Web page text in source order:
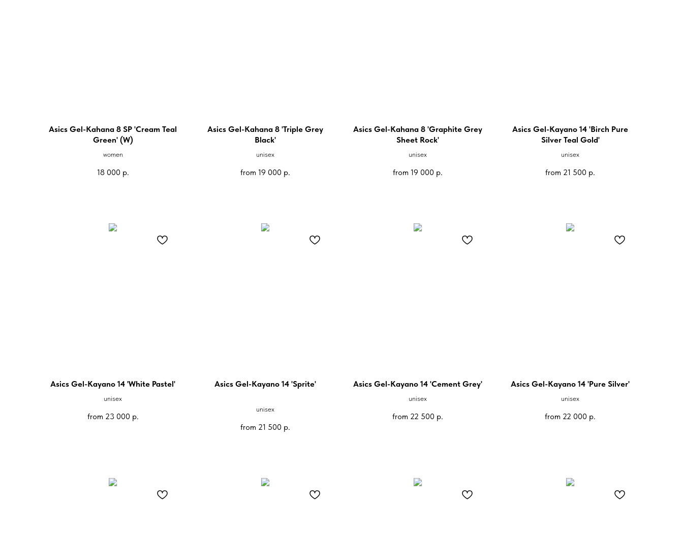
Asics Gel-Kahana 8 SP 'Cream Teal
Green' (W)
women
18 000 р.
Asics Gel-Kahana 8 'Triple Grey
Black'
unisex
from 19 000 р.
Asics Gel-Kahana 8 'Graphite Grey
Sheet Rock'
unisex
from 19 000 р.
Asics Gel-Kayano 14 'Birch Pure
Silver Teal Gold'
unisex
from 21 500 р.
Asics Gel-Kayano 14 'White Pastel'
unisex
from 23 000 р.
Asics Gel-Kayano 14 'Sprite'
unisex
from 21 500 р.
Asics Gel-Kayano 14 'Cement Grey'
unisex
from 22 500 р.
Asics Gel-Kayano 14 'Pure Silver'
unisex
from 22 000 р.